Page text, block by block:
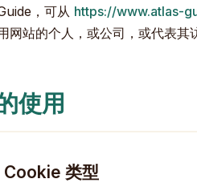
，可从 https://www.atlas-
网站的个人，或公司，或代表其
使用
Cookie 类型